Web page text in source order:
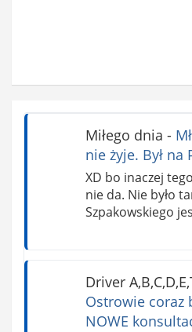
Miłego dnia -
nie żyje. Był na
XD bo inaczej
nie da. Nie było
Szpakowskiego
Driver
Ostrowie coraz
NOWE